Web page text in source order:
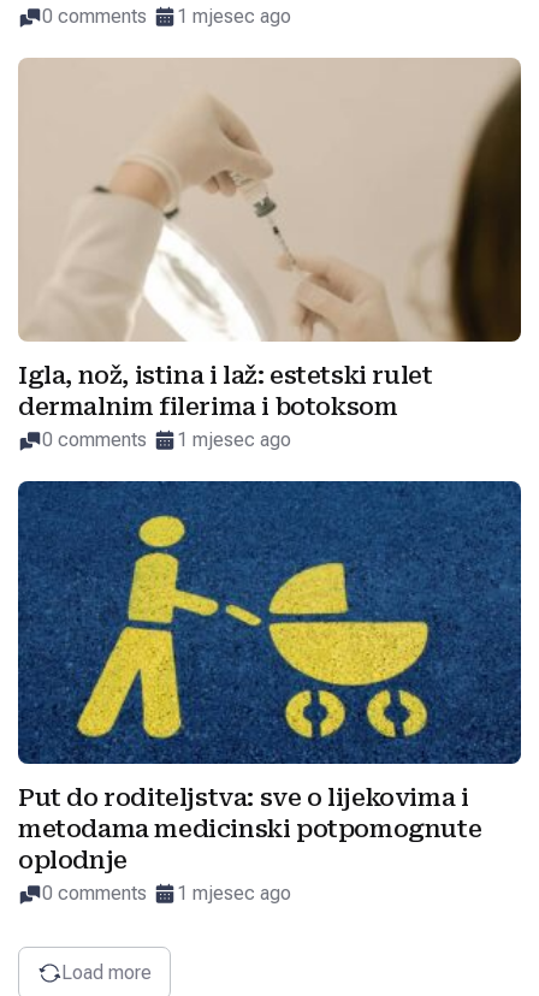
0 comments 1 mjesec ago
Igla, nož, istina i laž: estetski rulet
dermalnim filerima i botoksom
0 comments 1 mjesec ago
Put do roditeljstva: sve o lijekovima i
metodama medicinski potpomognute
oplodnje
0 comments 1 mjesec ago
Load more